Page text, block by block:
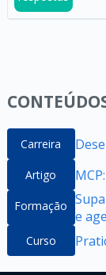
Carreira
Artigo
Formação
e
Curso